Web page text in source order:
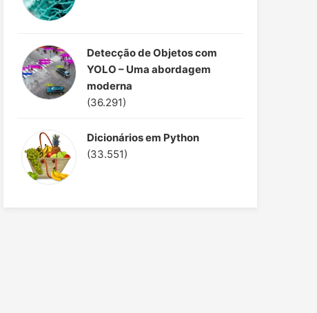
Detecção de Objetos com
YOLO – Uma abordagem
moderna
(36.291)
Dicionários em Python
(33.551)